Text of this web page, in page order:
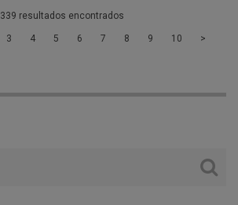
339 resultados encontrados
3 4 5 6 7 8 9 10 >